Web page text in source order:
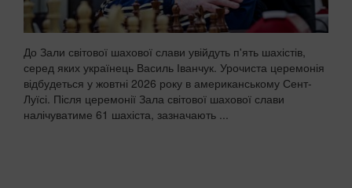
До Зали світової шахової слави увійдуть п'ять шахістів,
серед яких українець Василь Іванчук. Урочиста церемонія
відбудеться у жовтні 2026 року в американському Сент-
Луїсі. Після церемонії Зала світової шахової слави
налічуватиме 61 шахіста, зазначають ...